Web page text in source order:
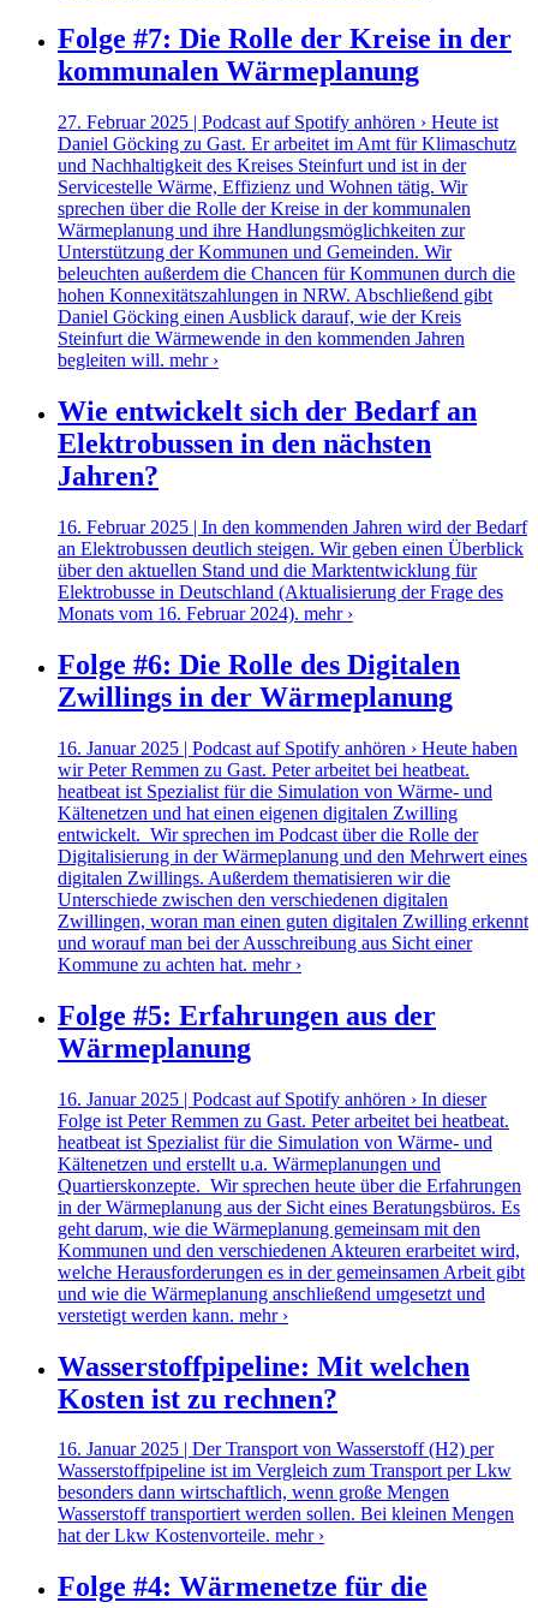
Folge #7: Die Rolle der Kreise in der
kommunalen Wärmeplanung
27. Februar 2025 | Podcast auf Spotify anhören › Heute ist
Daniel Göcking zu Gast. Er arbeitet im Amt für Klimaschutz
und Nachhaltigkeit des Kreises Steinfurt und ist in der
Servicestelle Wärme, Effizienz und Wohnen tätig. Wir
sprechen über die Rolle der Kreise in der kommunalen
Wärmeplanung und ihre Handlungsmöglichkeiten zur
Unterstützung der Kommunen und Gemeinden. Wir
beleuchten außerdem die Chancen für Kommunen durch die
hohen Konnexitätszahlungen in NRW. Abschließend gibt
Daniel Göcking einen Ausblick darauf, wie der Kreis
Steinfurt die Wärmewende in den kommenden Jahren
begleiten will. mehr ›
Wie entwickelt sich der Bedarf an
Elektrobussen in den nächsten
Jahren?
16. Februar 2025 | In den kommenden Jahren wird der Bedarf
an Elektrobussen deutlich steigen. Wir geben einen Überblick
über den aktuellen Stand und die Marktentwicklung für
Elektrobusse in Deutschland (Aktualisierung der Frage des
Monats vom 16. Februar 2024). mehr ›
Folge #6: Die Rolle des Digitalen
Zwillings in der Wärmeplanung
16. Januar 2025 | Podcast auf Spotify anhören › Heute haben
wir Peter Remmen zu Gast. Peter arbeitet bei heatbeat.
heatbeat ist Spezialist für die Simulation von Wärme- und
Kältenetzen und hat einen eigenen digitalen Zwilling
entwickelt. Wir sprechen im Podcast über die Rolle der
Digitalisierung in der Wärmeplanung und den Mehrwert eines
digitalen Zwillings. Außerdem thematisieren wir die
Unterschiede zwischen den verschiedenen digitalen
Zwillingen, woran man einen guten digitalen Zwilling erkennt
und worauf man bei der Ausschreibung aus Sicht einer
Kommune zu achten hat. mehr ›
Folge #5: Erfahrungen aus der
Wärmeplanung
16. Januar 2025 | Podcast auf Spotify anhören › In dieser
Folge ist Peter Remmen zu Gast. Peter arbeitet bei heatbeat.
heatbeat ist Spezialist für die Simulation von Wärme- und
Kältenetzen und erstellt u.a. Wärmeplanungen und
Quartierskonzepte. Wir sprechen heute über die Erfahrungen
in der Wärmeplanung aus der Sicht eines Beratungsbüros. Es
geht darum, wie die Wärmeplanung gemeinsam mit den
Kommunen und den verschiedenen Akteuren erarbeitet wird,
welche Herausforderungen es in der gemeinsamen Arbeit gibt
und wie die Wärmeplanung anschließend umgesetzt und
verstetigt werden kann. mehr ›
Wasserstoffpipeline: Mit welchen
Kosten ist zu rechnen?
16. Januar 2025 | Der Transport von Wasserstoff (H2) per
Wasserstoffpipeline ist im Vergleich zum Transport per Lkw
besonders dann wirtschaftlich, wenn große Mengen
Wasserstoff transportiert werden sollen. Bei kleinen Mengen
hat der Lkw Kostenvorteile. mehr ›
Folge #4: Wärmenetze für die